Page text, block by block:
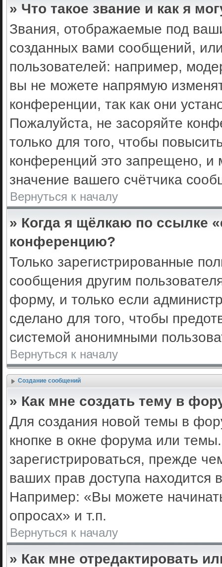
» Что такое звание и как я
Звания, отображаемые под
созданных вами сообщений,
пользователей: например,
вы не можете напрямую
конференции, так как они
Пожалуйста, не засоряйте
только для того, чтобы
конференций это запрещено, и
значение вашего счётчика
Вернуться к началу
» Когда я щёлкаю по ссылке
конференцию?
Только зарегистрированные
сообщения другим
форму, и только если
сделано для того, чтобы
системой анонимными
Вернуться к началу
Создание сообщений
» Как мне создать тему в
Для создания новой темы в
кнопке в окне форума или
зарегистрироваться, прежде
ваших прав доступа
Например: «Вы можете
опросах» и т.п.
Вернуться к началу
» Как мне отредактировать